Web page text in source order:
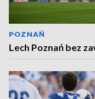
POZNAŃ
Lech Poznań bez